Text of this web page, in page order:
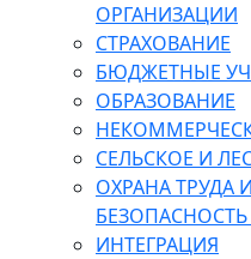
ОРГАНИЗАЦИИ
СТРАХОВАНИЕ
БЮДЖЕТНЫЕ
ОБРАЗОВАНИЕ
СЕЛЬСКОЕ И
ОХРАНА
БЕЗОПАСНОСТЬ
ИНТЕГРАЦИЯ